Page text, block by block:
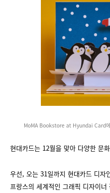
MoMA Bookstore at Hyundai Card
현대카드는 12월을 맞아 다양한 문
우선, 오는 31일까지 현대카드 디자
프랑스의 세계적인 그래픽 디자이